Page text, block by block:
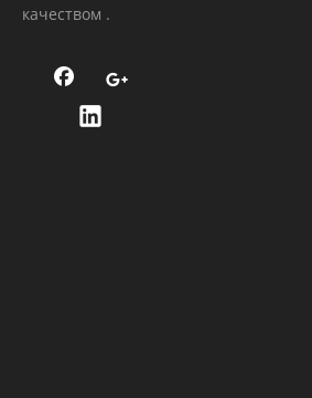
качеством .